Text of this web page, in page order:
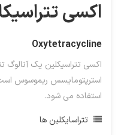
اکسی
Oxytetracycline
اکسی تتراسیکلین یک آنالوگ
استرپتومایسس ریموسوس است
استفاده می شود.
تتراسایکلین ها